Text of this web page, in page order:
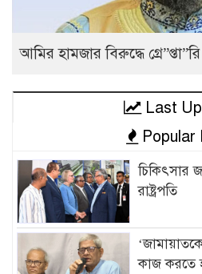
আমির হামজার বিরুদ্ধে
Last
Popular
চিকিৎসার
রাষ্ট্রপতি
কাজ করতে